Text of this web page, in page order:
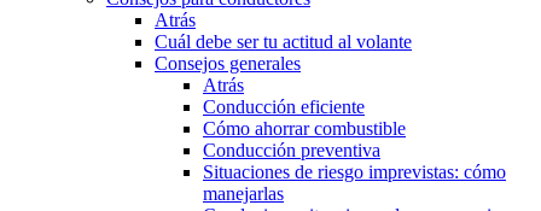
Atrás
Cuál debe ser tu actitud al volante
Consejos generales
Atrás
Conducción eficiente
Cómo ahorrar combustible
Conducción preventiva
Situaciones de riesgo imprevistas: cómo
manejarlas